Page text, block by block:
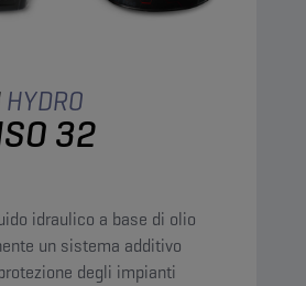
HYDRO
32
idraulico a base di olio
un sistema additivo
degli impianti